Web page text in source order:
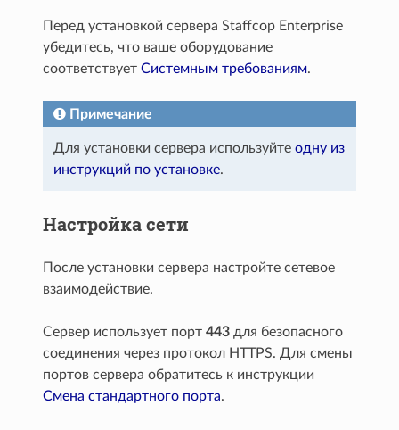
Перед установкой сервера Staffcop Enterprise
убедитесь, что ваше оборудование
соответствуетСистемным требованиям.
Примечание
Для установки сервера используйтеодну из
инструкций по установке.
Настройка сети
После установки сервера настройте сетевое
взаимодействие.
Сервер использует порт443 для безопасного
соединения через протокол HTTPS. Для смены
портов сервера обратитесь к инструкции
Смена стандартного порта.